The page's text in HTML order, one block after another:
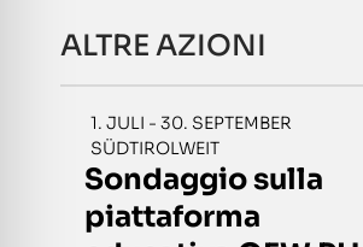
ALTRE AZIONI
1. JULI - 30. SEPTEMBER
SÜDTIROLWEIT
Sondaggio sulla
piattaforma